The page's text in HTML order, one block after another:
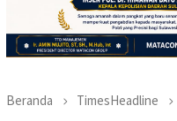
Beranda TimesHeadline